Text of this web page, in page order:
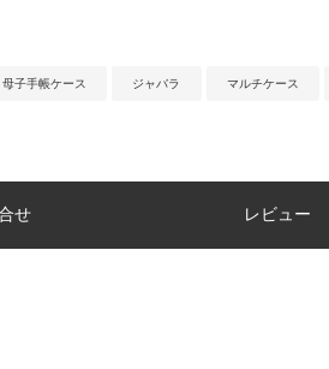
母子手帳ケース ジャバラ マルチケース
せ レビュー